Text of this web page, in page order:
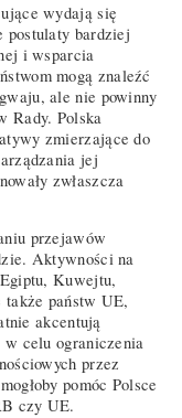
wydają się
postulaty bardziej
i wsparcia
mogą znaleźć
ale nie powinny
Rady. Polska
zmierzające do
jej
zwłaszcza
przejawów
Aktywności na
Kuwejtu,
także państw UE,
akcentują
celu ograniczenia
przez
pomóc Polsce
czy UE.